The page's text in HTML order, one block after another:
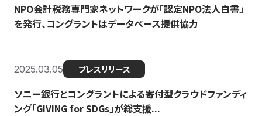
NPO会計税務専門家ネットワークが「認定NPO法人白書」
を発行、コングラントはデータベース提供協力
2025.03.05 プレスリリース
ソニー銀行とコングラントによる寄付型クラウドファンディ
ング「GIVING for SDGs」が総支援...